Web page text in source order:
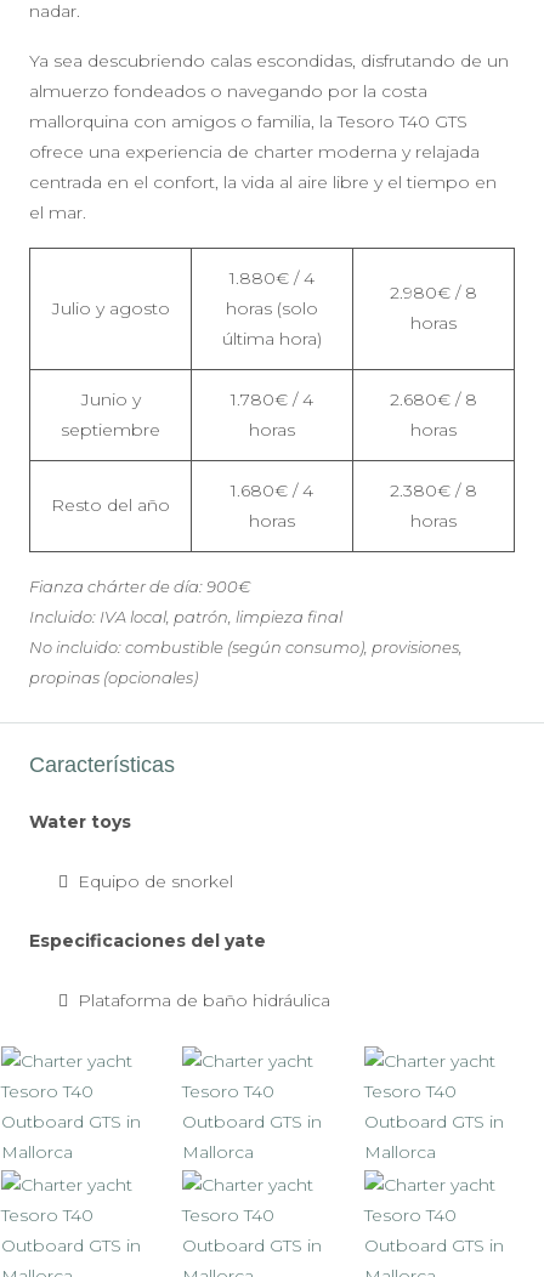
nadar.
Ya sea descubriendo calas escondidas, disfrutando de un
almuerzo fondeados o navegando por la costa
mallorquina con amigos o familia, la Tesoro T40 GTS
ofrece una experiencia de charter moderna y relajada
centrada en el confort, la vida al aire libre y el tiempo en
el mar.
Julio y agosto
1.880€ / 4
horas (solo
última hora)
2.980€ / 8
horas
Junio y
septiembre
1.780€ / 4
horas
2.680€ / 8
horas
Resto del año
1.680€ / 4
horas
2.380€ / 8
horas
Fianza chárter de día: 900€
Incluido: IVA local, patrón, limpieza final
No incluido: combustible (según consumo), provisiones,
propinas (opcionales)
Características
Water toys
Equipo de snorkel
Especificaciones del yate
Plataforma de baño hidráulica